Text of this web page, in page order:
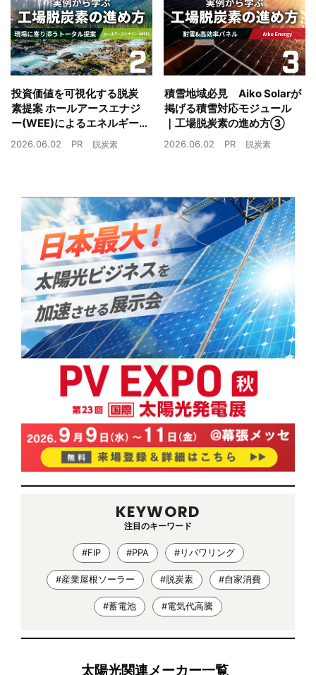
投資価値を可視化する脱炭
素提案 ホールアースエナジ
ー(WEE)によるエネルギー
戦略とは｜工場脱炭素の進
2026.06.02 PR 脱炭素
積雪地域必見 Aiko Solarが
掲げる積雪対応モジュール
｜工場脱炭素の進め方③
2026.06.02 PR 脱炭素
KEYWORD
注目のキーワード
#FIP #PPA #リパワリング
#産業屋根ソーラー #脱炭素 #自家消費
#蓄電池 #電気代高騰
太陽光関連メーカー一覧